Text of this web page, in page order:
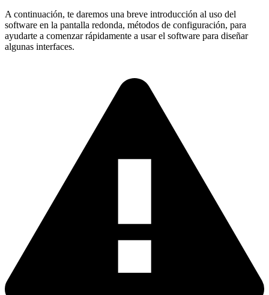
A continuación, te daremos una breve introducción al uso del
software en la pantalla redonda, métodos de configuración, para
ayudarte a comenzar rápidamente a usar el software para diseñar
algunas interfaces.